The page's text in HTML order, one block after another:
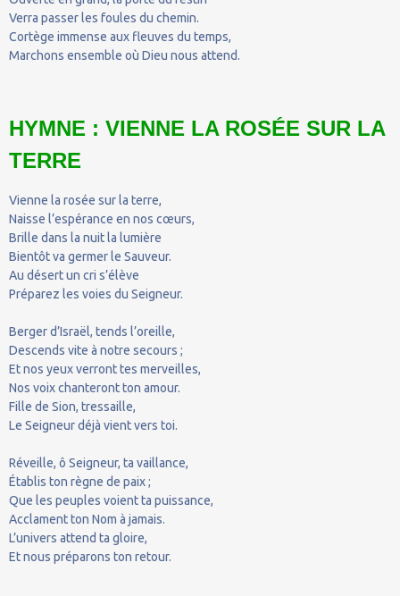
Verra passer les foules du chemin.
Cortège immense aux fleuves du temps,
Marchons ensemble où Dieu nous attend.
HYMNE : VIENNE LA ROSÉE SUR LA
TERRE
Vienne la rosée sur la terre,
Naisse l’espérance en nos cœurs,
Brille dans la nuit la lumière
Bientôt va germer le Sauveur.
Au désert un cri s’élève
Préparez les voies du Seigneur.
Berger d’Israël, tends l’oreille,
Descends vite à notre secours ;
Et nos yeux verront tes merveilles,
Nos voix chanteront ton amour.
Fille de Sion, tressaille,
Le Seigneur déjà vient vers toi.
Réveille, ô Seigneur, ta vaillance,
Établis ton règne de paix ;
Que les peuples voient ta puissance,
Acclament ton Nom à jamais.
L’univers attend ta gloire,
Et nous préparons ton retour.